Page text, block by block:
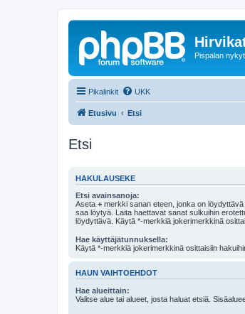
Pispalan
Pikalinkit UKK
Etusivu Etsi
Etsi
HAKULAUSEKE
Etsi avainsanoja:
Aseta + merkki sanan eteen, jonka on löydyttävä
saa löytyä. Laita haettavat sanat sulkuihin
löydyttävä. Käytä *-merkkiä jokerimerkkinä
Hae käyttäjätunnuksella:
Käytä *-merkkiä jokerimerkkinä osittaisiin
HAUN VAIHTOEHDOT
Hae alueittain:
Valitse alue tai alueet, josta haluat etsiä.